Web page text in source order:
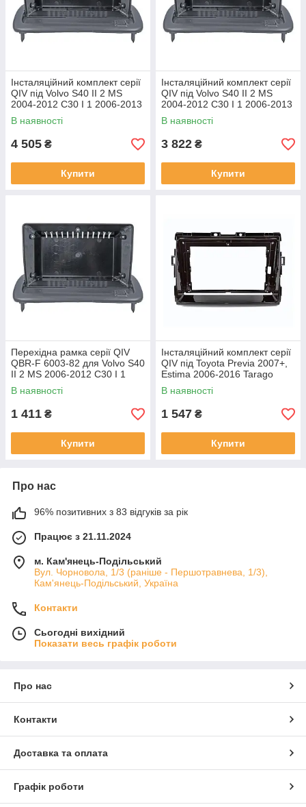
Інсталяційний комплект серії
QIV під Volvo S40 II 2 MS
2004-2012 C30 I 1 2006-2013
C70 II 2 2005-2013 (W1) 9
В наявності
4 505 ₴
Купити
Інсталяційний комплект серії
QIV під Volvo S40 II 2 MS
2004-2012 C30 I 1 2006-2013
C70 II 2 2005-2013 (W2) 9
В наявності
3 822 ₴
Купити
Перехідна рамка серії QIV
QBR-F 6003-82 для Volvo S40
II 2 MS 2006-2012 C30 I 1
2006-2013 C70 II 2 2004-2010
9 дюймів
В наявності
1 411 ₴
Купити
Інсталяційний комплект серії
QIV під Toyota Previa 2007+,
Estima 2006-2016 Tarago
2007-2016 (W1) 9 дюймів
В наявності
1 547 ₴
Купити
Про нас
96% позитивних з 83 відгуків за рік
Працює з 21.11.2024
м. Кам'янець-Подільський
Вул. Чорновола, 1/3 (раніше - Першотравнева, 1/3),
Кам'янець-Подільський, Україна
Контакти
Сьогодні вихідний
Показати весь графік роботи
Про нас
Контакти
Доставка та оплата
Графік роботи